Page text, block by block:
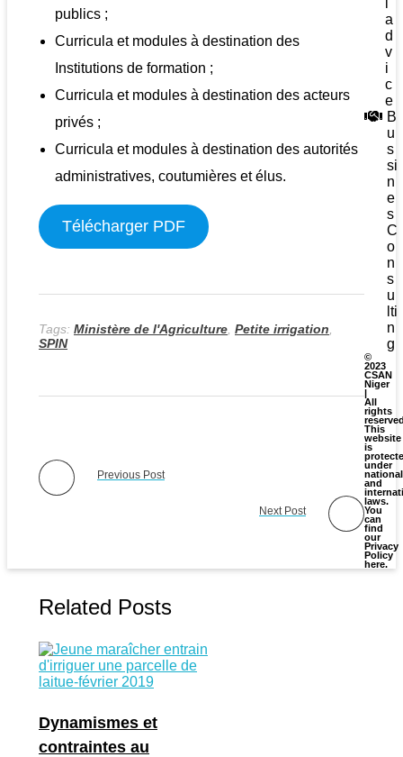
publics ;
Curricula et modules à destination des
Institutions de formation ;
Curricula et modules à destination des acteurs
privés ;
Curricula et modules à destination des autorités
administratives, coutumières et élus.
Télécharger PDF
Tags: Ministère de l'Agriculture Petite irrigation
SPIN
Previous Post
Next Post
Related Posts
Dynamismes et
contraintes au
a
d
v
i
c
e
B
u
s
si
n
e
s
C
o
n
s
u
lti
n
g
©
2023
CSAN
Niger
|
All
rights
This
website
is
under
national
and
laws.
You
can
find
our
Privacy
Policy
here.